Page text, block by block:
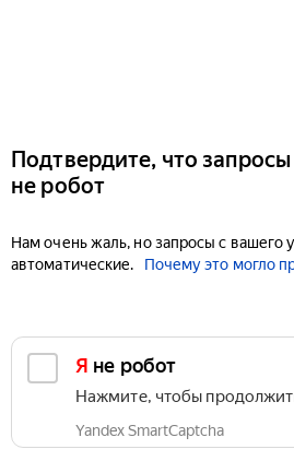
Подтвердите, что
не робот
Нам очень жаль, но запросы с вашего
автоматические.
Почему это могло
Я не робот
Нажмите, чтобы
Yandex SmartCaptcha